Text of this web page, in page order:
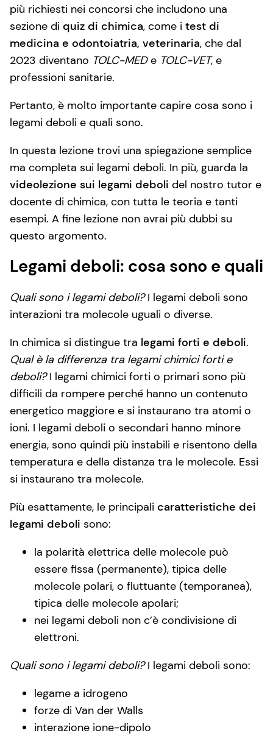
più richiesti nei concorsi che includono una
sezione di quiz di chimica, come i test di
medicina e odontoiatria, veterinaria, che dal
2023 diventano TOLC-MEDe TOLC-VET, e
professioni sanitarie.
Pertanto, è molto importante capire cosa sono i
legami deboli e quali sono.
In questa lezione trovi una spiegazione semplice
ma completa sui legami deboli. In più, guarda la
videolezione sui legami deboli del nostro tutor e
docente di chimica, con tutta le teoria e tanti
esempi. A fine lezione non avrai più dubbi su
questo argomento.
Legami deboli: cosa sono e quali
Quali sono i legami deboli?I legami deboli sono
interazioni tra molecole uguali o diverse.
In chimica si distingue tra legami forti e deboli.
Qual è la differenza tra legami chimici forti e
deboli?I legami chimici forti o primari sono più
difficili da rompere perché hanno un contenuto
energetico maggiore e si instaurano tra atomi o
ioni. I legami deboli o secondari hanno minore
energia, sono quindi più instabili e risentono della
temperatura e della distanza tra le molecole. Essi
si instaurano tra molecole.
Più esattamente, le principali caratteristiche dei
legami deboli sono:
la polarità elettrica delle molecole può
essere fissa (permanente), tipica delle
molecole polari, o fluttuante (temporanea),
tipica delle molecole apolari;
nei legami deboli non c’è condivisione di
elettroni.
Quali sono i legami deboli?I legami deboli sono:
legame a idrogeno
forze di Van der Walls
interazione ione-dipolo